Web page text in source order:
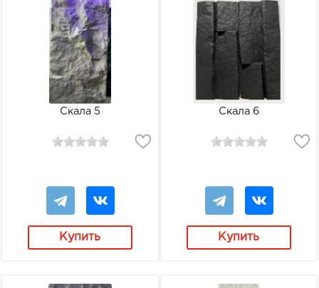
Скала 5
Купить
Скала 6
Купить